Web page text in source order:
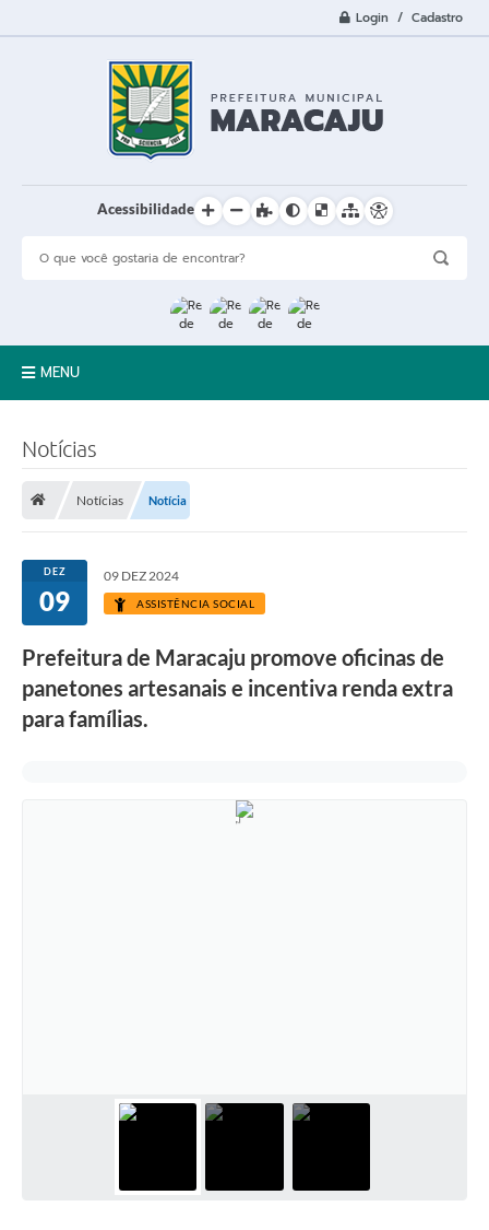
Login / Cadastro
Acessibilidade
MENU
LGPD
Licitações
Transparência
Publicações
Plano Municipal de Enfrentamento da Pandemia em
Decorrência de COVID-19 Educação - Adesão ao
Notícias
Notícias Notícia
DEZ
09
09 DEZ 2024
ASSISTÊNCIA SOCIAL
Prefeitura de Maracaju promove oficinas de
panetones artesanais e incentiva renda extra
para famílias.